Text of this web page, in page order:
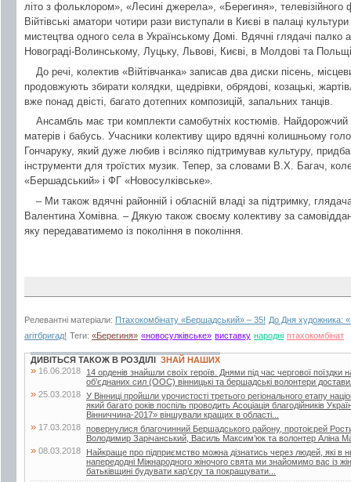
літо з фольклором», «Лесині джерела», «Берегиня», телевізійного
Війтівські аматори чотири рази виступали в Києві в палаці
мистецтва одного села в Українському Домі. Вдячні глядачі палко
Новограді-Волинському, Луцьку, Львові, Києві, в Молдові та
До речі, колектив «Війтівчанка» записав два диски пісень,
продовжують збирати колядки, щедрівки, обрядові, козацькі,
вже понад двісті, багато дотепних композицій, запальних танців.
Ансамбль має три комплекти самобутніх костюмів.
матерів і бабусь. Учасники колективу щиро вдячні колишньому
Гончаруку, який дуже любив і всіляко підтримував культуру,
інструменти для троїстих музик. Тепер, за словами В.Х. Багач,
«Бершадський» і ФГ «Новосулківське».
– Ми також вдячні районній і обласній владі за підтримку,
Валентина Хомівна. – Дякую також своєму колективу за
яку передаватимемо із покоління в покоління.
Релевантні матеріали: Птахокомбінату «Бершадський» – 35! До Дня художника:
агітбригад! Теги: «Берегиня» «новосулківське» виставку народні птахокомбінат
ДИВІТЬСЯ ТАКОЖ В РОЗДІЛІ ЗНАЙ НАШИХ
» 16.06.2018
14 орденів знайшли своїх героїв. Днями під час чергової поїздки
об’єднаних сил (ООС) вінницькі та бершадські волонтери
» 25.03.2018 У Вінниці пройшли урочистості третього регіонального етапу
який багато років поспіль проводить Асоціація благодійників
Вінниччина-2017» віншували кращих в області...
» 17.03.2018 повернулися благочинний Бершадського району, протоієрей
Володимир Зарічанський, Василь Максим’юк та волонтер Аліна
» 08.03.2018
Найкраще про підприємство можна дізнатись через людей, які
напередодні Міжнародного жіночого свята ми знайомимо вас із
батьківщині будувати кар’єру та покращувати...